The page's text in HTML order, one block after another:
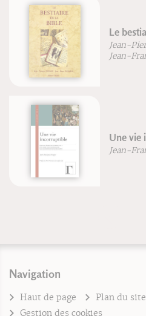
Le bestiaire de la Bible
Jean-Pierre Durand
Jean-François Froger
Une vie incorruptible
Jean-François Froger
Navigation
Haut de page Plan du site
Gestion des cookies